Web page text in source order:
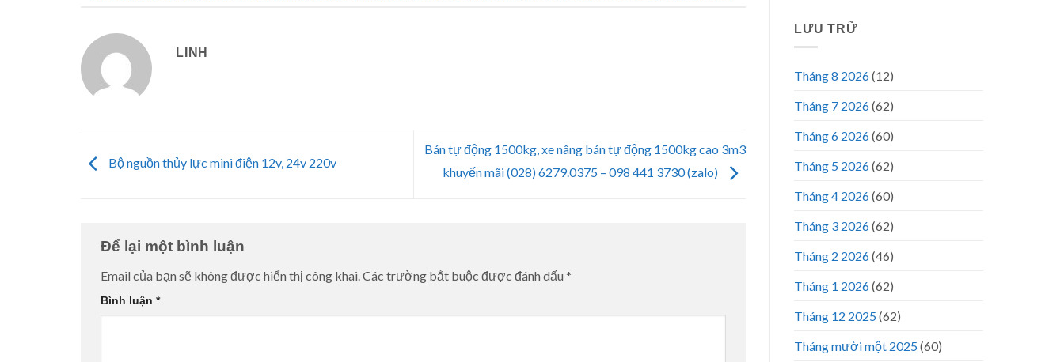
LINH
Bộ nguồn thủy lực mini điện 12v, 24v 220v
Bán tự động 1500kg, xe nâng bán tự động 1500kg cao 3m3
khuyến mãi (028) 6279.0375 – 098 441 3730 (zalo)
Để lại một bình luận
Email của bạn sẽ không được hiển thị công khai.Các trường bắt buộc được đánh dấu *
Bình luận *
LƯU TRỮ
Tháng 8 2026(12)
Tháng 7 2026(62)
Tháng 6 2026(60)
Tháng 5 2026(62)
Tháng 4 2026(60)
Tháng 3 2026(62)
Tháng 2 2026(46)
Tháng 1 2026(62)
Tháng 12 2025(62)
Tháng mười một 2025(60)